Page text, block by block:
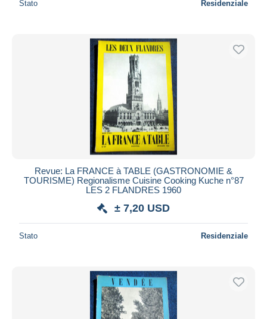
Stato Residenziale
Revue: La FRANCE à TABLE (GASTRONOMIE &
TOURISME) Regionalisme Cuisine Cooking Kuche n°87
LES 2 FLANDRES 1960
± 7,20 USD
Stato Residenziale